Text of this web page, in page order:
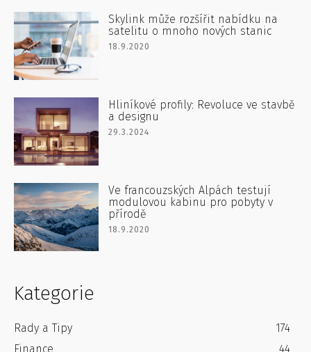
Skylink může rozšířit nabídku na
satelitu o mnoho nových stanic
18.9.2020
Hliníkové profily: Revoluce ve stavbě
a designu
29.3.2024
Ve francouzských Alpách testují
modulovou kabinu pro pobyty v
přírodě
18.9.2020
Kategorie
Rady a Tipy
174
Finance
44